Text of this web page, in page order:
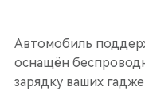
Автомобиль
оснащён
зарядку ваших